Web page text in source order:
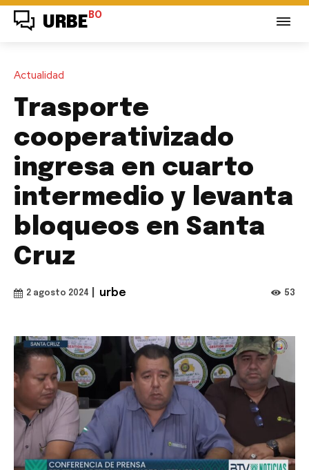
URBE BO
Actualidad
Trasporte
cooperativizado
ingresa en cuarto
intermedio y levanta
bloqueos en Santa
Cruz
2 agosto 2024 urbe 53